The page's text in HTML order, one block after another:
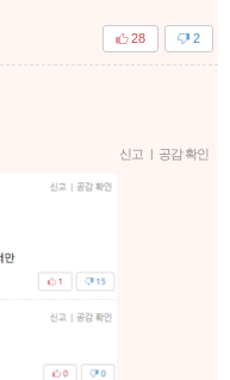
2
28
신고 | 공감 확인